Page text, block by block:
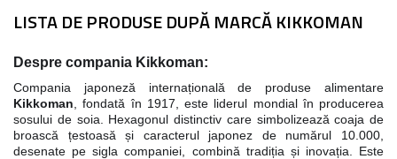
LISTA DE PRODUSE DUPĂ MARCĂ KIKKOMAN
Despre compania Kikkoman:
Compania japoneză internațională de produse alimentare
Kikkoman , fondată în 1917, este liderul mondial în producerea
sosului de soia. Hexagonul distinctiv care simbolizează coaja de
broască țestoasă și caracterul japonez de numărul 10.000,
desenate pe sigla companiei, combină tradiția și inovația. Este